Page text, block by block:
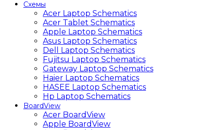
Схемы
Acer Laptop Schematics
Acer Tablet Schematics
Apple Laptop Schematics
Asus Laptop Schematics
Dell Laptop Schematics
Fujitsu Laptop Schematics
Gateway Laptop Schematics
Haier Laptop Schematics
HASEE Laptop Schematics
Hp Laptop Schematics
BoardView
Acer BoardView
Apple BoardView